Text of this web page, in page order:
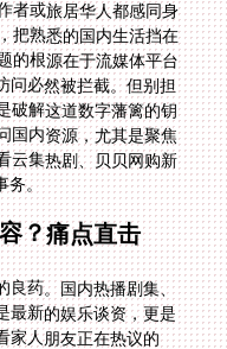
务。
？痛点直击
良药。国内热播剧集、
最新的娱乐谈资，更是
家人朋友正在热议的
或爱奇艺重温经典？
同样，澳洲的朋友或许
不开那些熟悉的国货折
因无法及时登录掌上
不是小麻烦，而是切切
地域封锁，找回熟悉的